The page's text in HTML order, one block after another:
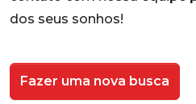
dos seus sonhos!
Fazer uma nova busca